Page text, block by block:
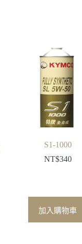
S1-1000
NT$340
加入購物車